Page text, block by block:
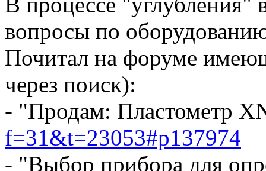
вопросы по
Почитал на форуме
через поиск):
- "Продам: Пластометр
f=31&t=23053#p137974
- "Выбор прибора для